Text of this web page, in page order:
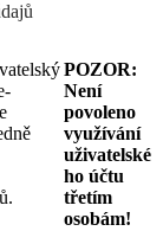
POZOR:
Není
povoleno
využívání
uživatelské
ho účtu
třetím
osobám!